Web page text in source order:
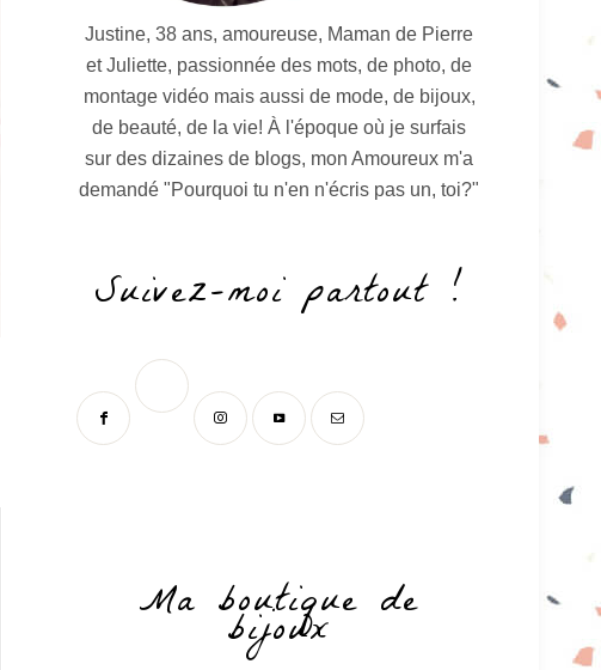
Justine, 38 ans, amoureuse, Maman de Pierre
et Juliette, passionnée des mots, de photo, de
montage vidéo mais aussi de mode, de bijoux,
de beauté, de la vie! À l'époque où je surfais
sur des dizaines de blogs, mon Amoureux m'a
demandé "Pourquoi tu n'en n'écris pas un, toi?"
Suivez-moi partout !
Ma boutique de
bijoux